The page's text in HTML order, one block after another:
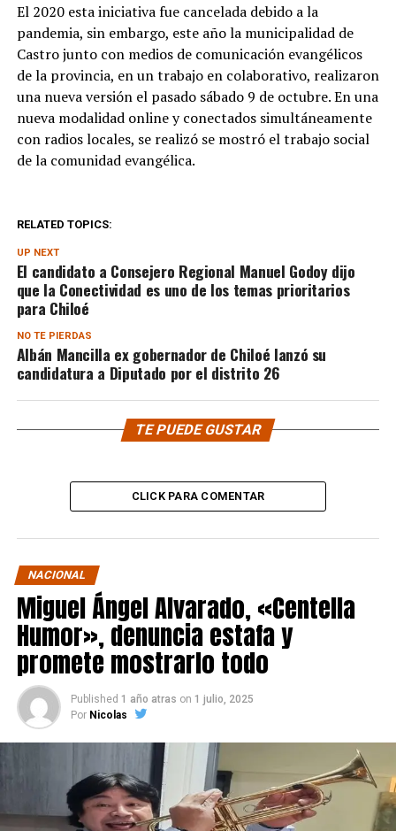
El 2020 esta iniciativa fue cancelada debido a la
pandemia, sin embargo, este año la municipalidad de
Castro junto con medios de comunicación evangélicos
de la provincia, en un trabajo en colaborativo, realizaron
una nueva versión el pasado sábado 9 de octubre. En una
nueva modalidad online y conectados simultáneamente
con radios locales, se realizó se mostró el trabajo social
de la comunidad evangélica.
RELATED TOPICS:
UP NEXT
El candidato a Consejero Regional Manuel Godoy dijo
que la Conectividad es uno de los temas prioritarios
para Chiloé
NO TE PIERDAS
Albán Mancilla ex gobernador de Chiloé lanzó su
candidatura a Diputado por el distrito 26
TE PUEDE GUSTAR
CLICK PARA COMENTAR
NACIONAL
Miguel Ángel Alvarado, «Centella
Humor», denuncia estafa y
promete mostrarlo todo
Published 1 año atras on 1 julio, 2025
Por Nicolas